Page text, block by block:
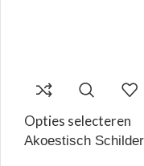
Opties selecteren
Akoestisch